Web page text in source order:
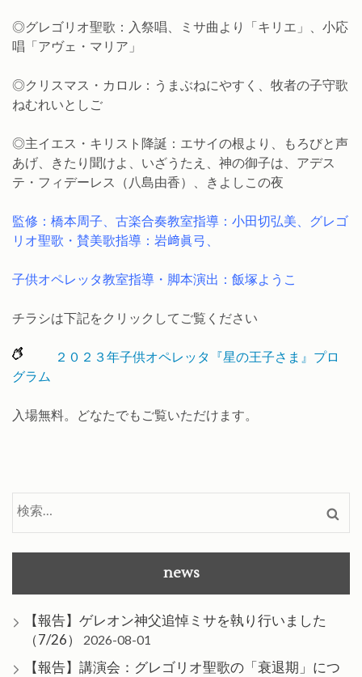
◎グレゴリオ聖歌：入祭唱、ミサ曲より「キリエ」、小応
唱「アヴェ・マリア」
◎クリスマス・カロル：うまぶねにやすく、牧者の子守歌
ねむれいとしご
◎主イエス・キリスト降誕：エサイの根より、もろびと声
あげ、きたり聞けよ、いざうたえ、神の御子は、アデス
テ・フィデーレス（八島由香）、きよしこの夜
監修：橋本周子、古楽合奏教室指導：小田切弘美、グレゴ
リオ聖歌・賛美歌指導：岩﨑眞弓、
子供オペレッタ教室指導・脚本演出：飯塚ようこ
チラシは下記をクリックしてご覧ください
２０２３年子供オペレッタ『星の王子さま』プロ
グラム
入場無料。どなたでもご覧いただけます。
news
【報告】ゲレオン神父追悼ミサを執り行いました
（7/26）
2026-08-01
【報告】講演会：グレゴリオ聖歌の「衰退期」につ